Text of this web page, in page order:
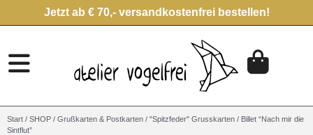
Jetzt ab € 70,- versandkostenfrei bestellen!
Start / SHOP / Grußkarten & Postkarten / "Spitzfeder" Grusskarten / Billet “Nach mir die
Sintflut”